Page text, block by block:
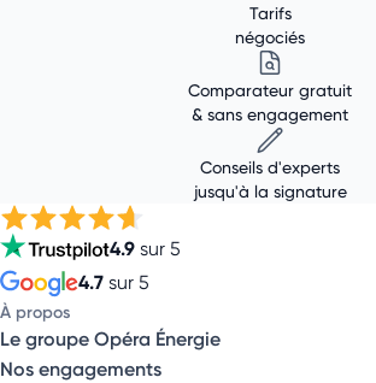
Tarifs
négociés
Comparateur gratuit
& sans engagement
Conseils d'experts
jusqu'à la signature
4.9 sur 5
4.7 sur 5
À propos
Le groupe Opéra Énergie
Nos engagements